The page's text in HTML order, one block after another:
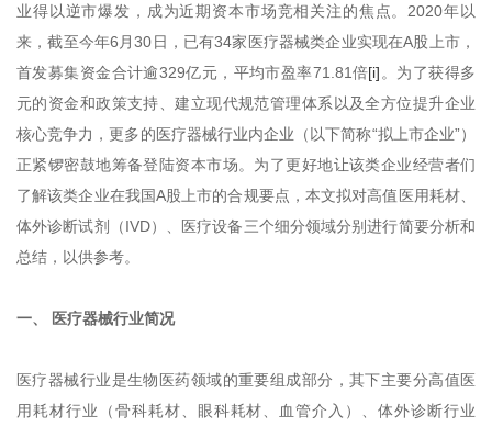
业得以逆市爆发，成为近期资本市场竞相关注的焦点。2020年以
来，截至今年6月30日，已有34家医疗器械类企业实现在A股上市，
首发募集资金合计逾329亿元，平均市盈率71.81倍[i] 。为了获得多
元的资金和政策支持、建立现代规范管理体系以及全方位提升企业
核心竞争力，更多的医疗器械行业内企业（以下简称“拟上市企业”）
正紧锣密鼓地筹备登陆资本市场。为了更好地让该类企业经营者们
了解该类企业在我国A股上市的合规要点，本文拟对高值医用耗材、
体外诊断试剂（IVD）、医疗设备三个细分领域分别进行简要分析和
总结，以供参考。
一、 医疗器械行业简况
医疗器械行业是生物医药领域的重要组成部分，其下主要分高值医
用耗材行业（骨科耗材、眼科耗材、血管介入）、体外诊断行业